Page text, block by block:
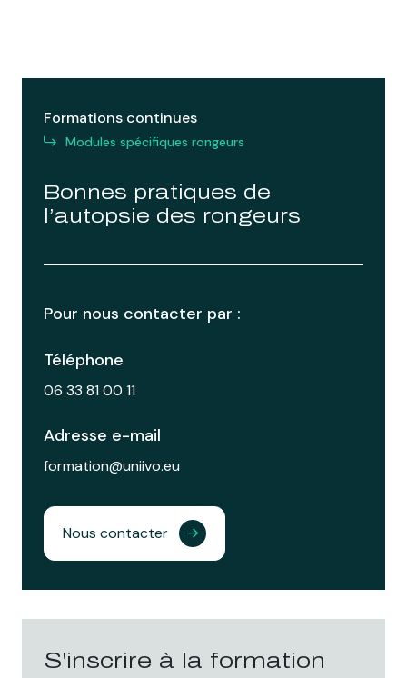
Formations continues
Modules spécifiques rongeurs
Bonnes pratiques de
l’autopsie des rongeurs
Pour nous contacter par :
Téléphone
06 33 81 00 11
Adresse e-mail
formation@uniivo.eu
Nous contacter
S'inscrire à la formation